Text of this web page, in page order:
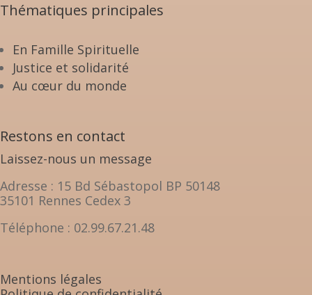
Thématiques principales
En Famille Spirituelle
Justice et solidarité
Au cœur du monde
Restons en contact
Laissez-nous un message
Adresse : 15 Bd Sébastopol BP 50148
35101 Rennes Cedex 3
Téléphone : 02.99.67.21.48
Mentions légales